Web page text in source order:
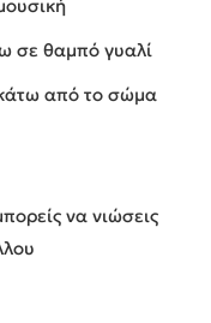
γυαλί
το σώμα
να νιώσεις